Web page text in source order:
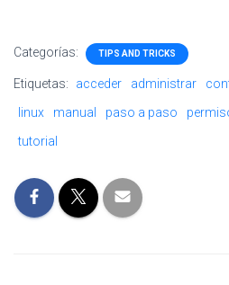
Categorías: TIPS AND TRICKS
Etiquetas: acceder administrar
linux
manual paso a paso
tutorial